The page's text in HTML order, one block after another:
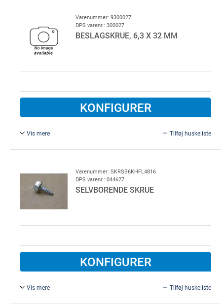
Varenummer: 9300027
DPS varenr.: 300027
BESLAGSKRUE, 6,3 X 32 MM
KONFIGURER
Vis mere Tilføj huskeliste
10 mm top.
Varenummer: SKRSB6KHFL4816
DPS varenr.: 044627
SELVBORENDE SKRUE
KONFIGURER
Vis mere Tilføj huskeliste